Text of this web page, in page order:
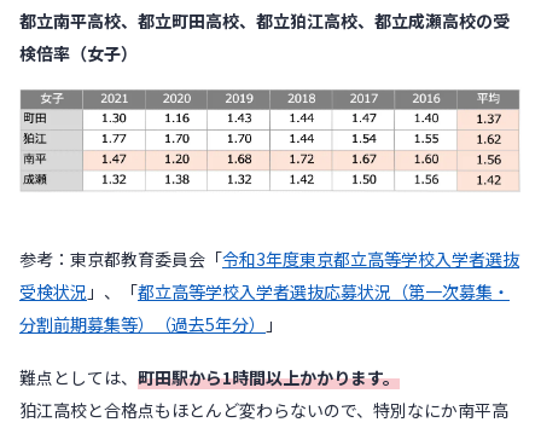
都立南平高校、都立町田高校、都立狛江高校、都立成瀬高校の受
検倍率（女子）
参考：東京都教育委員会「令和3年度東京都立高等学校入学者選抜
受検状況 」、「都立高等学校入学者選抜応募状況（第一次募集・
分割前期募集等）（過去5年分）
」
難点としては、 町田駅から1時間以上かかります。
狛江高校と合格点もほとんど変わらないので、特別なにか南平高